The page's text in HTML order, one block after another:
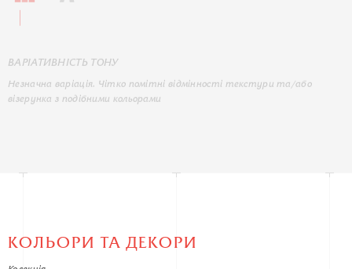
візерунка з подібними кольорами
КОЛЬОРИ ТА ДЕКОРИ